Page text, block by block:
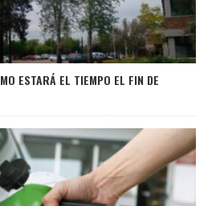
ESTARÁ EL TIEMPO EL FIN DE